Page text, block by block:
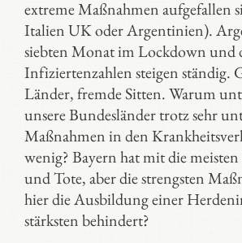
extreme Maßnahmen aufgefallen
Italien UK oder Argentinien).
siebten Monat im Lockdown und
Infiziertenzahlen steigen ständig.
Länder, fremde Sitten. Warum
unsere Bundesländer trotz sehr
Maßnahmen in den
wenig? Bayern hat mit die
und Tote, aber die strengsten
hier die Ausbildung einer
stärksten behindert?